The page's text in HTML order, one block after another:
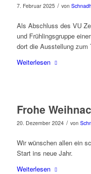
7. Februar 2025 / von
Als Abschluss des VU
und Frühlingsgruppe
dort die Ausstellung zum
Weiterlesen
Frohe
20. Dezember 2024 / von
Wir wünschen allen ein
Start ins neue Jahr.
Weiterlesen